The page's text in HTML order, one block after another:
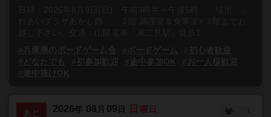
日時：2026年8月9日(日) 午前9時半～午後5時 場所：ふ
れあいプラザあかし西 ３階 調理室＆食事室※３階までお
越し下さい。交通：山陽電車「東二見駅」徒歩1...
#兵庫県のボードゲーム会
#ボードゲーム
#初心者歓迎
#どなたでも
#初参加歓迎 #途中参加OK
#お一人様歓迎
#途中抜けOK
あと
2026年 08 月 09 日 日 曜日
1